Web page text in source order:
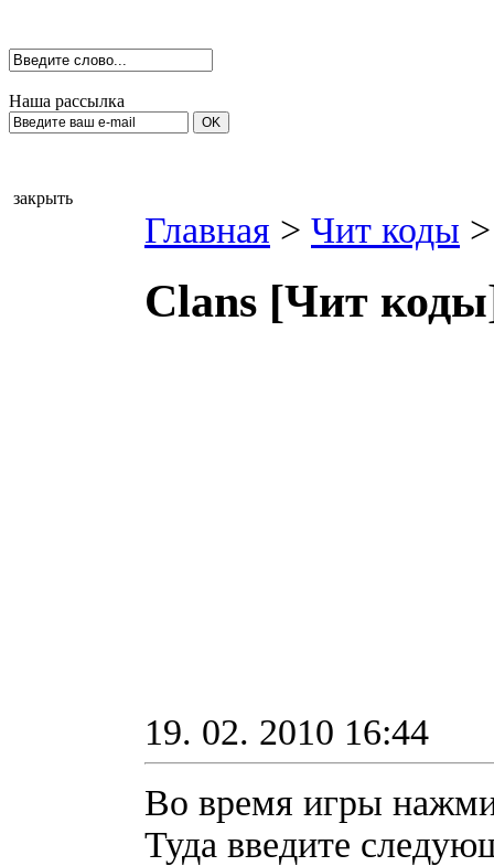
Наша рассылка
закрыть
Главная > Чит коды >
Сlаns [Чит
19. 02. 2010 16:44
Во время игры
Туда введите